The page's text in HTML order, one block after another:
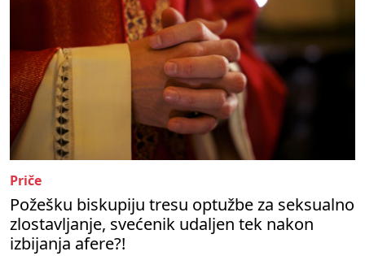
Priče
Požešku biskupiju tresu optužbe za seksualno
zlostavljanje, svećenik udaljen tek nakon
izbijanja afere?!